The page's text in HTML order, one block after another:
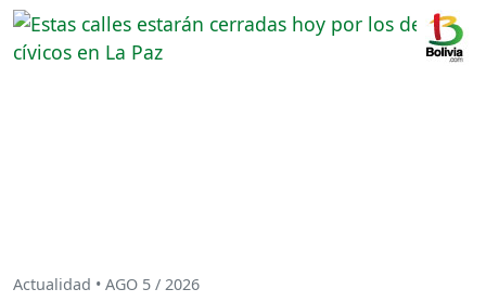
Actualidad • AGO 5 / 2026